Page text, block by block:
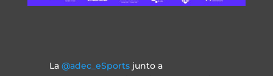
La @adec_eSports junto a